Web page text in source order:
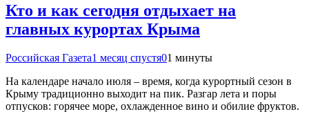
Кто и как сегодня отдыхает на
главных курортах Крыма
Российская Газета1 месяц спустя01 минуты
На календаре начало июля – время, когда курортный сезон в
Крыму традиционно выходит на пик. Разгар лета и поры
отпусков: горячее море, охлажденное вино и обилие фруктов.